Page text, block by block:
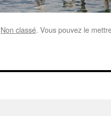
Non classé. Vous pouvez le